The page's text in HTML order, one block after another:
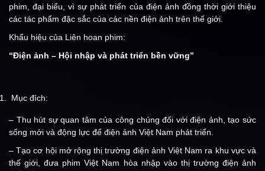
phim, đại biểu, vì sự phát triển của điện ảnh đồng thời giới thiệu
các tác phẩm đặc sắc của các nền điện ảnh trên thế giới.
Khẩu hiệu của Liên hoan phim:
“Điện ảnh – Hội nhập và phát triển bền vững”
Mục đích:
– Thu hút sự quan tâm của công chúng đối với điện ảnh, tạo sức
sống mới và động lực để điện ảnh Việt Nam phát triển.
– Tạo cơ hội mở rộng thị trường điện ảnh Việt Nam ra khu vực và
thế giới, đưa phim Việt Nam hòa nhập vào thị trường điện ảnh